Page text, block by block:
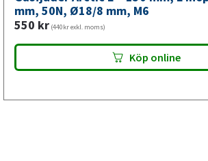
mm,
M6
mängd
mm, 50N, Ø18/8 mm, M6
550 kr (440kr exkl. moms)
Köp online